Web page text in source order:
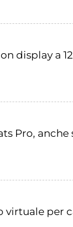
display a
Pro, anche
virtuale